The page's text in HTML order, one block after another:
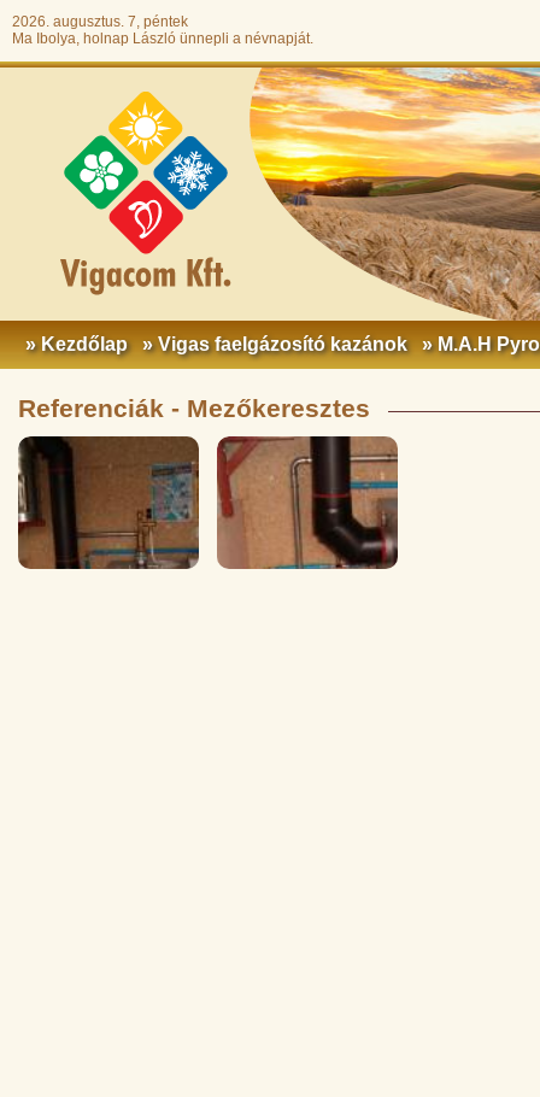
2026. augusztus. 7, péntek
Ma Ibolya, holnap László ünnepli a névnapját.
» Kezdőlap » Vigas faelgázosító kazánok » M.A.H
Referenciák - Mezőkeresztes